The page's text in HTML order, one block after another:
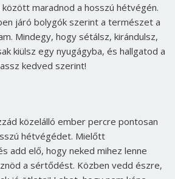
maradnod a hosszú hétvégén.
járó bolygók szerint a természet a
Mindegy, hogy sétálsz, kirándulsz,
kiülsz egy nyugágyba, és hallgatod a
kedved szerint!
közelálló ember percre pontosan
hétvégédet. Mielőtt
add elő, hogy neked mihez lenne
a sértődést. Közben vedd észre,